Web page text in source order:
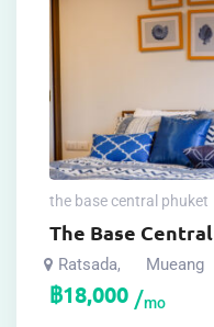
the base central phuket
The Base Central
Ratsada, Mueang
฿18,000 mo